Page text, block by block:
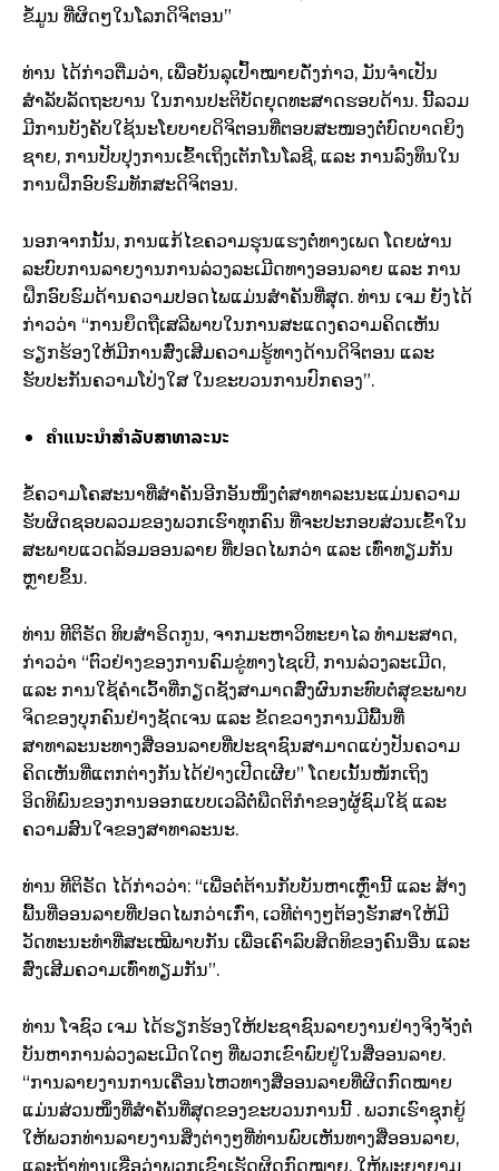
ຂໍ້ມູນ ທີ່ຜິດໆໃນໂລກດິຈິຕອນ”
ທ່ານ ໄດ້ກ່າວຕື່ມວ່າ, ເພື່ອບັນລຸເປົ້າໝາຍດັ່ງກ່າວ, ມັນຈຳເປັນ
ສຳລັບລັດຖະບານ ໃນການປະຕິບັດຍຸດທະສາດຮອບດ້ານ. ນີ້ລວມ
ມີການບັງຄັບໃຊ້ນະໂຍບາຍດິຈິຕອນທີ່ຕອບສະໜອງຕໍ່ບົດບາດຍິງ
ຊາຍ, ການປັບປຸງການເຂົ້າເຖິງເຕັກໂນໂລຊີ, ແລະ ການລົງທຶນໃນ
ການຝຶກອົບຮົມທັກສະດິຈິຕອນ.
ນອກຈາກນັ້ນ, ການແກ້ໄຂຄວາມຮຸນແຮງຕໍ່ທາງເພດ ໂດຍຜ່ານ
ລະບົບການລາຍງານການລ່ວງລະເມີດທາງອອນລາຍ ແລະ ການ
ຝຶກອົບຮົມດ້ານຄວາມປອດໄພແມ່ນສໍາຄັນທີ່ສຸດ. ທ່ານ ເຈມ ຍັງໄດ້
ກ່າວວ່າ “ການຍຶດຖືເສລີພາບໃນການສະແດງຄວາມຄິດເຫັນ
ຮຽກຮ້ອງໃຫ້ມີການສົ່ງເສີມຄວາມຮູ້ທາງດ້ານດິຈິຕອນ ແລະ
ຮັບປະກັນຄວາມໂປ່ງໃສ ໃນຂະບວນການປົກຄອງ”.
ຄໍາແນະນໍາສໍາລັບສາທາລະນະ
ຂໍ້ຄວາມໂຄສະນາທີ່ສໍາຄັນອີກອັນໜຶ່ງຕໍ່ສາທາລະນະແມ່ນຄວາມ
ຮັບຜິດຊອບລວມຂອງພວກເຮົາທຸກຄົນ ທີ່ຈະປະກອບສ່ວນເຂົ້າໃນ
ສະພາບແວດລ້ອມອອນລາຍ ທີ່ປອດໄພກວ່າ ແລະ ເທົ່າທຽມກັນ
ຫຼາຍຂຶ້ນ.
ທ່ານ ທີຕິຣັດ ທິບສຳຣິດກູນ, ຈາກມະຫາວິທະຍາໄລ ທຳມະສາດ,
ກ່າວວ່າ “ຕົວຢ່າງຂອງການຄົມຂູ່ທາງໄຊເບີ, ການລ່ວງລະເມີດ,
ແລະ ການໃຊ້ຄໍາເວົ້າທີ່ກຽດຊັງສາມາດສົ່ງຜົນກະທົບຕໍ່ສຸຂະພາບ
ຈິດຂອງບຸກຄົນຢ່າງຊັດເຈນ ແລະ ຂັດຂວາງການມີພື້ນທີ່
ສາທາລະນະທາງສື່ອອນລາຍທີ່ປະຊາຊົນສາມາດແບ່ງປັນຄວາມ
ຄິດເຫັນທີ່ແຕກຕ່າງກັນໄດ້ຢ່າງເປີດເຜີຍ” ໂດຍເນັ້ນໜັກເຖິງ
ອິດທິພົນຂອງການອອກແບບເວລີຕໍ່ພືດຕິກຳຂອງຜູ້ຊົມໃຊ້ ແລະ
ຄວາມສົນໃຈຂອງສາທາລະນະ.
ທ່ານ ທີຕິຣັດ ໄດ້ກ່າວວ່າ: “ເພື່ອຕໍ່ຕ້ານກັບບັນຫາເຫຼົ່ານີ້ ແລະ ສ້າງ
ພື້ນທີ່ອອນລາຍທີ່ປອດໄພກວ່າເກົ່າ, ເວທີຕ່າງໆຕ້ອງຮັກສາໃຫ້ມີ
ວັດທະນະທຳທີ່ສະເໝີພາບກັນ ເພື່ອເຄົາລົບສິດທິຂອງຄົນອື່ນ ແລະ
ສົ່ງເສີມຄວາມເທົ່າທຽມກັນ”.
ທ່ານ ໂຈຊົວ ເຈມ ໄດ້ຮຽກຮ້ອງໃຫ້ປະຊາຊົນລາຍງານຢ່າງຈິງຈັງຕໍ່
ບັນຫາການລ່ວງລະເມີດໃດໆ ທີ່ພວກເຂົາພົບຢູ່ໃນສື່ອອນລາຍ.
“ການລາຍງານການເຄື່ອນໄຫວທາງສື່ອອນລາຍທີ່ຜິດກົດໝາຍ
ແມ່ນສ່ວນໜຶ່ງທີ່ສໍາຄັນທີ່ສຸດຂອງຂະບວນການນີ້ . ພວກເຮົາຊຸກຍູ້
ໃຫ້ພວກທ່ານລາຍງານສິ່ງຕ່າງໆທີ່ທ່ານພົບເຫັນທາງສື່ອອນລາຍ,
ແລະຖ້າທ່ານເຊື່ອວ່າພວກເຂົາເຮັດຜິດກົດໝາຍ, ໃຫ້ພະຍາຍາມ